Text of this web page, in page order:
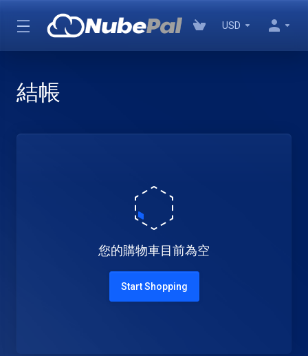
USD
結帳
您的購物車目前為空
Start Shopping